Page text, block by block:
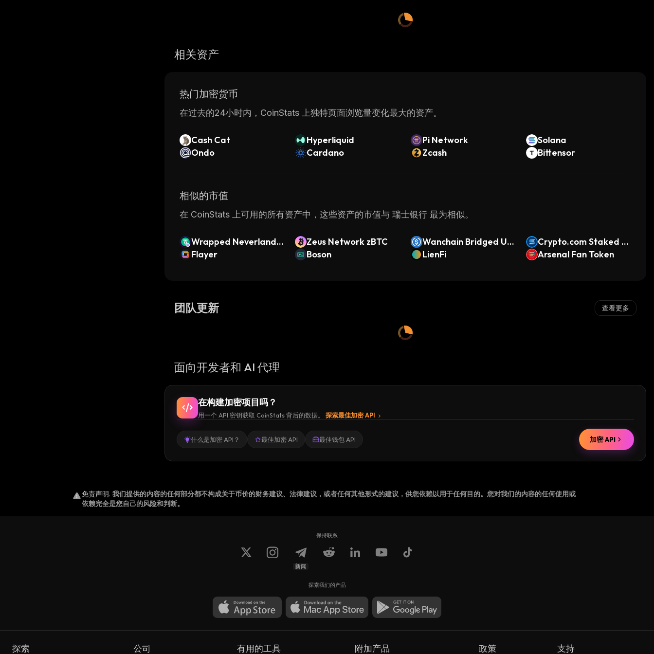
相关资产
热门加密货币
在过去的24小时内，CoinStats 上独特页面浏览量变化最大的资产。
Cash Cat Hyperliquid Pi Network
Solana
Ondo
Cardano Zcash Bittensor
相似的市值
在 CoinStats 上可用的所有资产中，这些资产的市值与 瑞士银行 最为相似。
Wrapped Neverland U
SDT0
Zeus Network zBTC
Wanchain Bridged US
DC (Cardano)
Crypto.com Staked S
OL
Flayer Boson LienFi Arsenal Fan Token
团队更新 查看更多
面向开发者和 AI 代理
在构建加密项目吗？
用一个 API 密钥获取 CoinStats 背后的数据。 探索最佳加密 API
什么是加密 API？ 最佳加密 API 最佳钱包 API 加密 API
免责声明. 我们提供的内容的任何部分都不构成关于币价的财务建议、法律建议，或者任何其他形式的建议，供您依赖以用于任何目的。您对我们的内容的任何使用或
依赖完全是您自己的风险和判断。
保持联系
新闻
探索我们的产品
探索 公司 有用的工具 附加产品 政策 支持